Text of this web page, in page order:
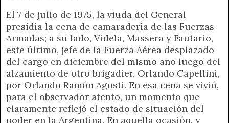
n
l
y
El 7 de julio de 1975, la viuda del General
presidía la cena de camaradería de las Fuerzas
Armadas; a su lado, Videla, Massera y Fautario,
este último, jefe de la Fuerza Aérea desplazado
del cargo en diciembre del mismo año luego del
alzamiento de otro brigadier, Orlando Capellini,
por Orlando Ramón Agosti. En esa cena se vivió,
para el observador atento, un momento que
claramente reflejó el estado de situación del
poder en la Argentina. En aquella ocasión, y